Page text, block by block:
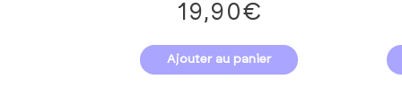
19,90€
Ajouter au panier